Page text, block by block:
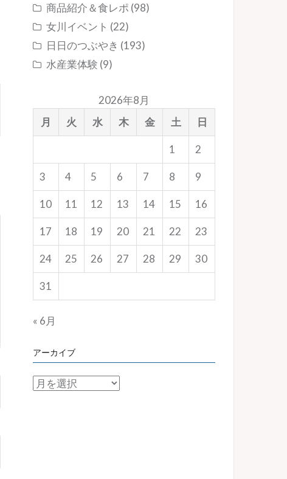
商品紹介＆食レポ (98)
女川イベント (22)
日日のつぶやき (193)
水産業体験 (9)
2026年8月
月
火 水 木 金 土 日
1 2
3 4 5 6 7 8 9
10 11 12 13 14 15 16
17 18 19 20 21 22 23
24 25 26 27 28 29 30
31
« 6月
アーカイブ
ア